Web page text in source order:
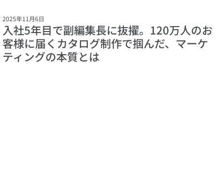
入社5年目で副編集長に抜擢。120万人のお
客様に届くカタログ制作で掴んだ、マーケ
ティングの本質とは
2025年11月6日